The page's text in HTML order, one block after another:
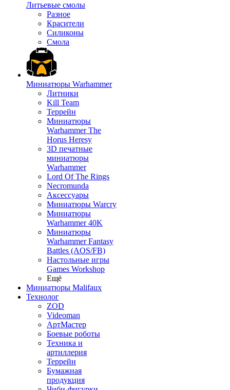
Литьевые смолы
Разное
Красители
Силиконы
Смола
Миниатюры Warhammer
Литники
Kill Team
Террейн
Миниатюры
Warhammer The
Horus Heresy
3D печатные
миниатюры
Warhammer
Lord Of The Rings
Necromunda
Аксессуары
Миниатюры Warcry
Миниатюры
Warhammer 40K
Миниатюры
Warhammer Fantasy
Battles (AOS/FB)
Настольные игры
Games Workshop
Ещё
Миниатюры Malifaux
Технолог
ZOD
Videoman
АртМастер
Боевые роботы
Техника и
артиллерия
Террейн
Бумажная
продукция